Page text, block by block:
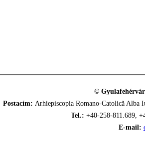
©
Postacím: Arhiepiscopia Romano-Catolică
Tel.: +40-258-811.689,
E-mail: